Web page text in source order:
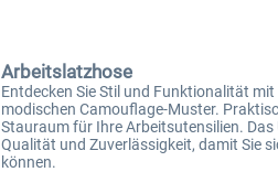
Arbeitslatzhose
Entdecken Sie Stil und Funktionalität
modischen Camouflage-Muster.
Stauraum für Ihre Arbeitsutensilien.
Qualität und Zuverlässigkeit, damit Sie
können.